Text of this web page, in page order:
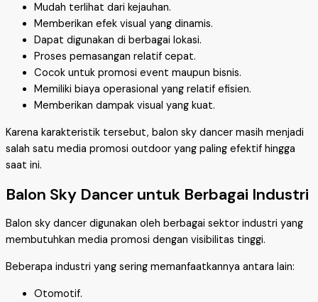
Mudah terlihat dari kejauhan.
Memberikan efek visual yang dinamis.
Dapat digunakan di berbagai lokasi.
Proses pemasangan relatif cepat.
Cocok untuk promosi event maupun bisnis.
Memiliki biaya operasional yang relatif efisien.
Memberikan dampak visual yang kuat.
Karena karakteristik tersebut, balon sky dancer masih menjadi
salah satu media promosi outdoor yang paling efektif hingga
saat ini.
Balon Sky Dancer untuk Berbagai Industri
Balon sky dancer digunakan oleh berbagai sektor industri yang
membutuhkan media promosi dengan visibilitas tinggi.
Beberapa industri yang sering memanfaatkannya antara lain:
Otomotif.